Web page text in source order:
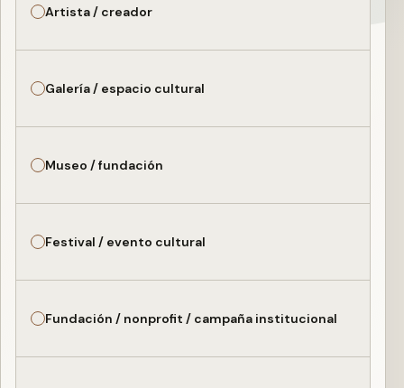
Artista / creador
Galería / espacio cultural
Museo / fundación
Festival / evento cultural
Fundación / nonprofit / campaña institucional